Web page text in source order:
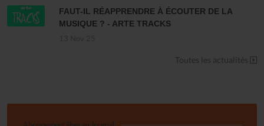
FAUT-IL RÉAPPRENDRE À ÉCOUTER DE LA
MUSIQUE ? - ARTE TRACKS
Toutes les actualités